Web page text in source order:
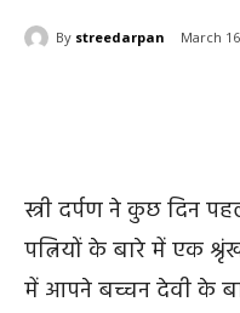
By streedarpan March
स्त्री दर्पण ने कुछ दिन
पत्नियों के बारे में एक
में आपने बच्चन देवी के